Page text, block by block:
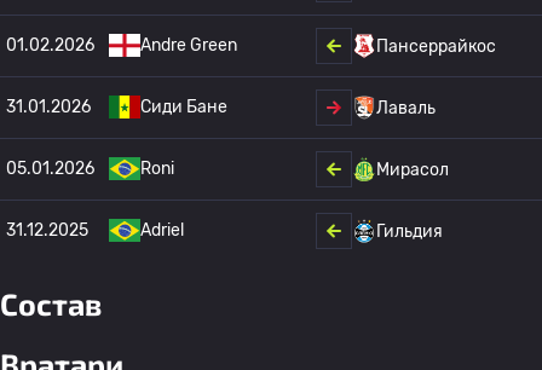
01.02.2026 Andre Green Пансеррайкос
31.01.2026 Сиди Бане Лаваль
05.01.2026 Roni Мирасол
31.12.2025 Adriel Гильдия
Состав